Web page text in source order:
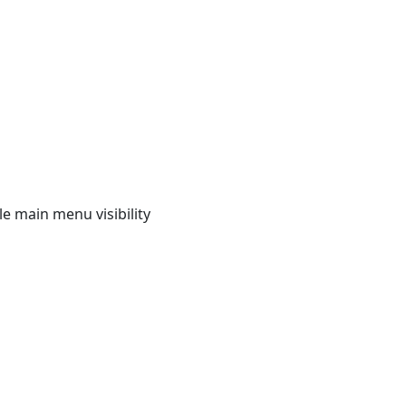
main menu visibility